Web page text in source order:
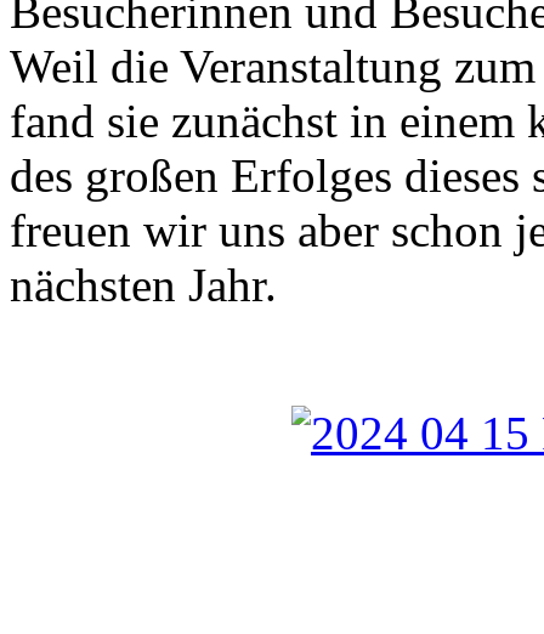
Besucherinnen und
Weil die Veranstaltung
fand sie zunächst in einem
des großen Erfolges dieses
freuen wir uns aber schon
nächsten Jahr.